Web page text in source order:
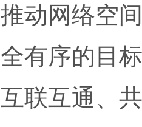
动网络空
有序的目
联互通、